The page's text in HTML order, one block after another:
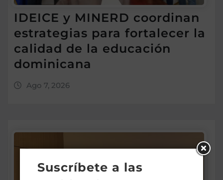
IDEICE y MINERD coordinan
estrategias para fortalecer la
calidad de la educación
dominicana
Ago 7, 2026
Suscríbete a las